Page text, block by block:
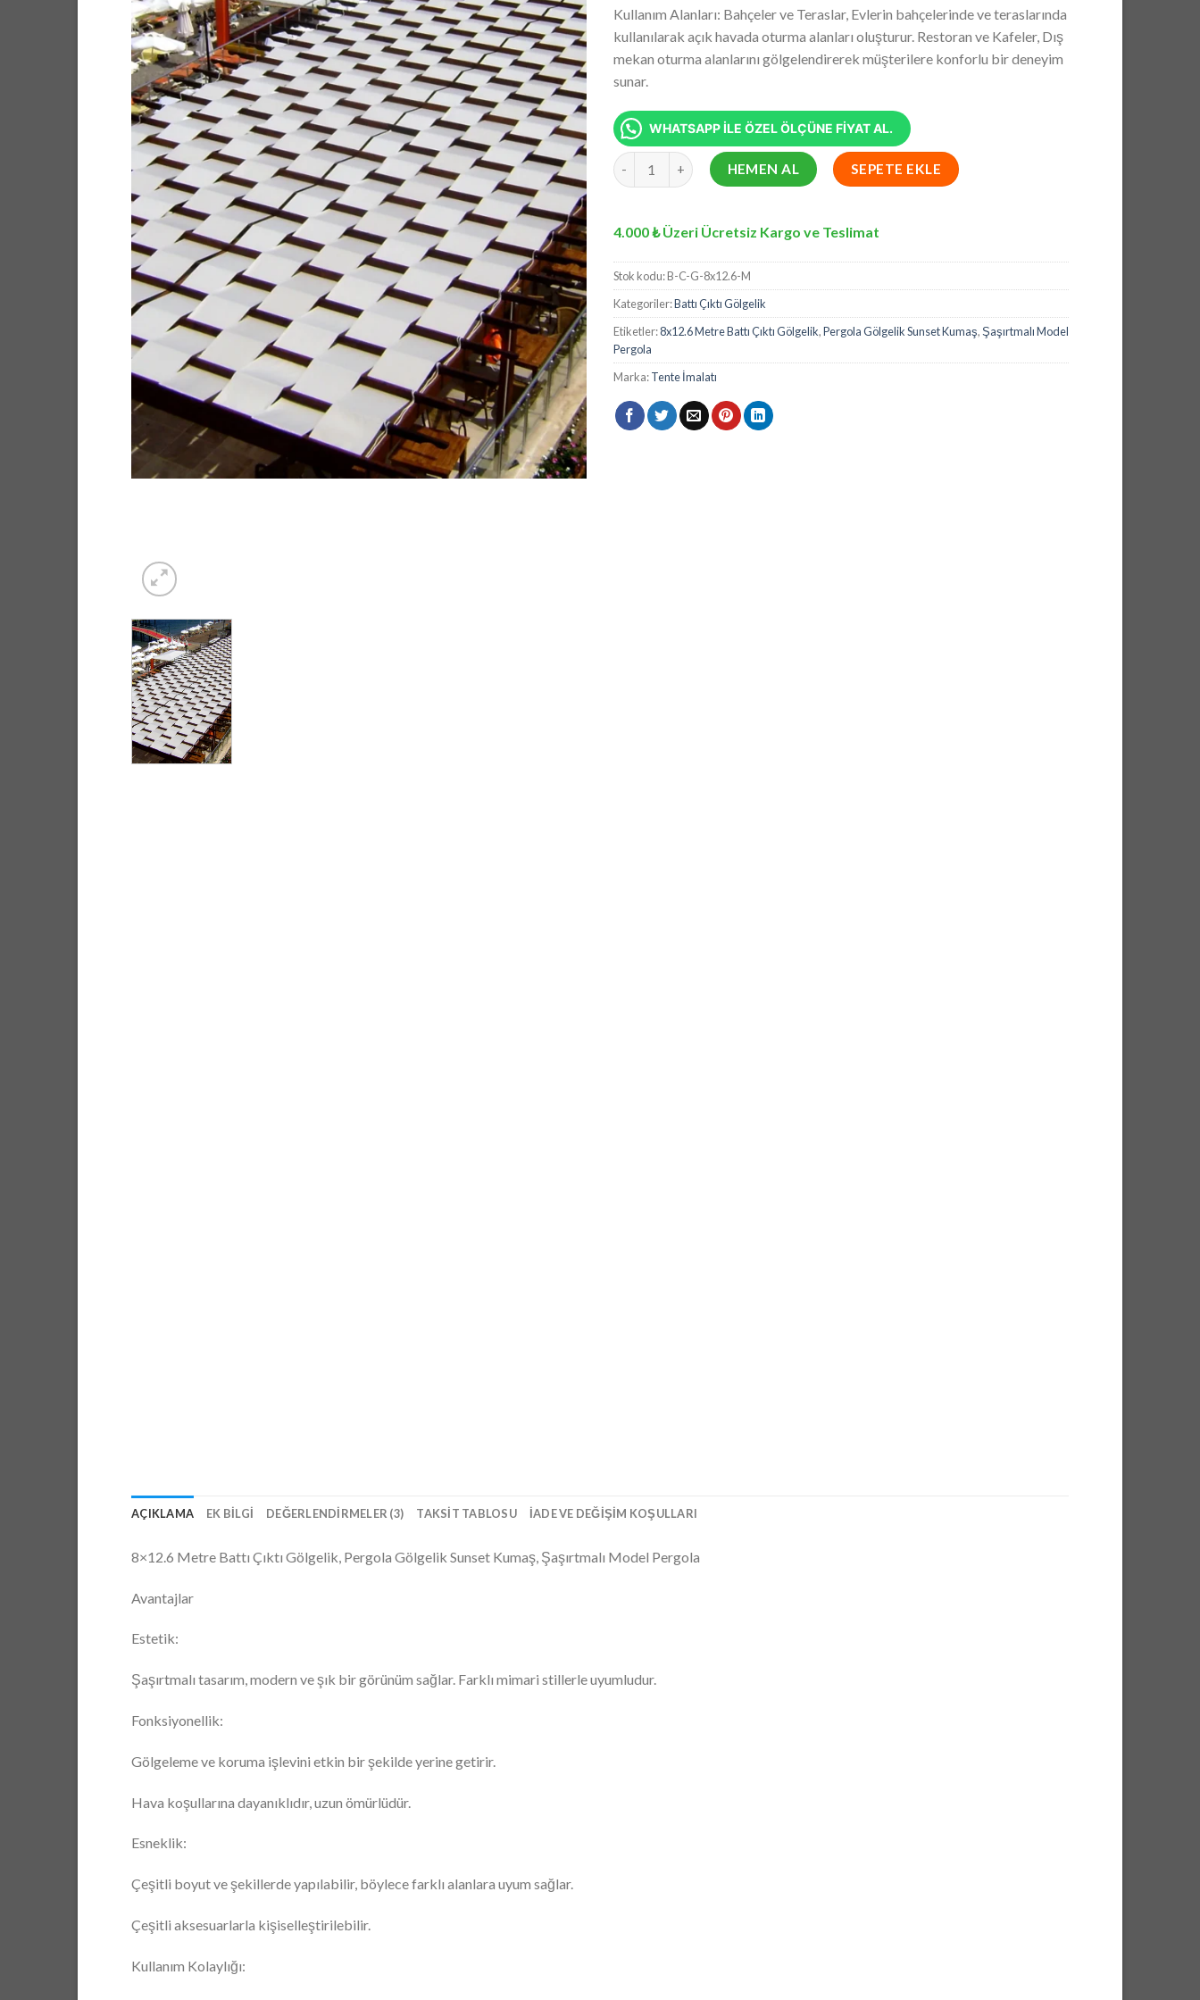
5 üzerinden
5.00puan
aldı
₺65.772,00.fiyat:
₺43.848,00.
Kullanım Alanları: Bahçeler ve Teraslar, Evlerin bahçelerinde ve teraslarında
kullanılarak açık havada oturma alanları oluşturur. Restoran ve Kafeler, Dış
mekan oturma alanlarını gölgelendirerek müşterilere konforlu bir deneyim
sunar.
WHATSAPP İLE ÖZEL ÖLÇÜNE FİYAT AL.
8x12.6 Metre Battı Çıktı Gölgelik, Pergola Gölgelik Sunset Kumaş, Şaşırtmalı Model Pergola adet
HEMEN AL SEPETE EKLE
4.000 ₺ Üzeri Ücretsiz Kargo ve Teslimat
Stok kodu:B-C-G-8x12.6-M
Kategoriler:Battı Çıktı Gölgelik
Etiketler:8x12.6 Metre Battı Çıktı Gölgelik,Pergola Gölgelik Sunset Kumaş,Şaşırtmalı Model
Pergola
Marka:Tente İmalatı
AÇIKLAMA EK BILGI DEĞERLENDIRMELER (3) TAKSIT TABLOSU İADE VE DEĞIŞIM KOŞULLARI
8×12.6 Metre Battı Çıktı Gölgelik, Pergola Gölgelik Sunset Kumaş, Şaşırtmalı Model Pergola
Avantajlar
Estetik:
Şaşırtmalı tasarım, modern ve şık bir görünüm sağlar. Farklı mimari stillerle uyumludur.
Fonksiyonellik:
Gölgeleme ve koruma işlevini etkin bir şekilde yerine getirir.
Hava koşullarına dayanıklıdır, uzun ömürlüdür.
Esneklik:
Çeşitli boyut ve şekillerde yapılabilir, böylece farklı alanlara uyum sağlar.
Çeşitli aksesuarlarla kişiselleştirilebilir.
Kullanım Kolaylığı: